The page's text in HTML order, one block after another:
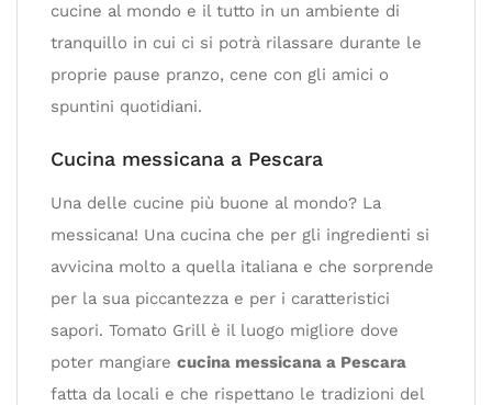
cucine al mondo e il tutto in un ambiente di
tranquillo in cui ci si potrà rilassare durante le
proprie pause pranzo, cene con gli amici o
spuntini quotidiani.
Cucina messicana a Pescara
Una delle cucine più buone al mondo? La
messicana! Una cucina che per gli ingredienti si
avvicina molto a quella italiana e che sorprende
per la sua piccantezza e per i caratteristici
sapori. Tomato Grill è il luogo migliore dove
poter mangiare cucina messicana a Pescara
fatta da locali e che rispettano le tradizioni del